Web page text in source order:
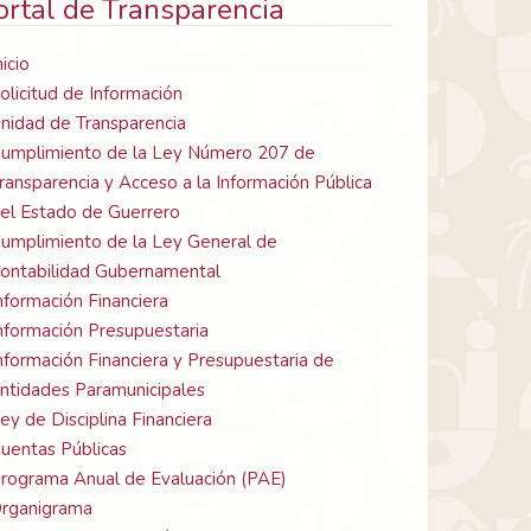
de Transparencia
de Información
de Transparencia
de la Ley Número 207 de
y Acceso a la Información Pública
Estado de Guerrero
de la Ley General de
Gubernamental
Financiera
Presupuestaria
Financiera y Presupuestaria de
Paramunicipales
de Disciplina Financiera
Públicas
Anual de Evaluación (PAE)